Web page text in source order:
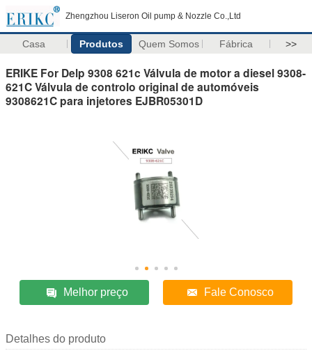
Zhengzhou Liseron Oil pump & Nozzle Co.,Ltd
Casa Produtos Quem Somos Fábrica >>
ERIKE For Delp 9308 621c Válvula de motor a diesel 9308-
621C Válvula de controlo original de automóveis
9308621C para injetores EJBR05301D
Melhor preço Fale Conosco
Detalhes do produto